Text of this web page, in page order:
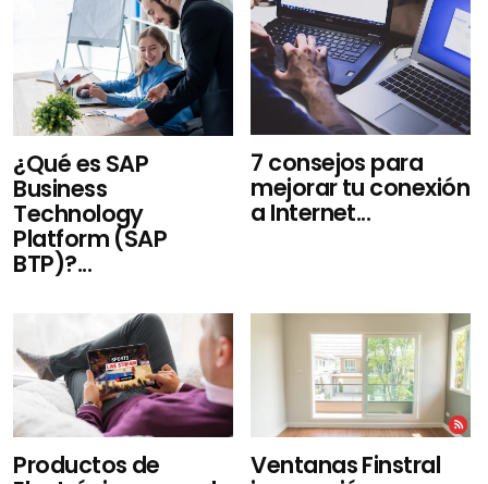
¿Qué es SAP
Business
Technology
Platform (SAP
BTP)?...
7 consejos para
mejorar tu conexión
a Internet...
Productos de Ventanas Finstral